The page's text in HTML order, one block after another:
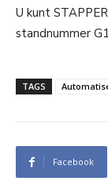
U kunt
standnummer
TAGS
Facebook